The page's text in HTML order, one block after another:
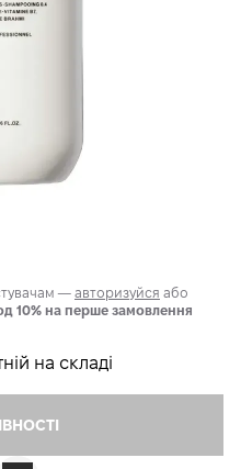
— авторизуйся або
10% на перше замовлення
на складі